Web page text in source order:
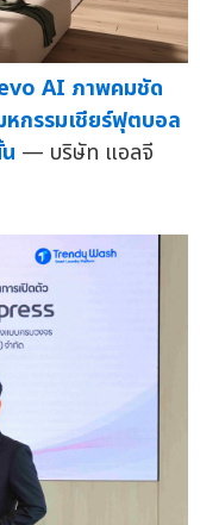
AI ภาพคมชัด
หกรรมเชียร์ฟุตบอล
— บริษัท แอลจี